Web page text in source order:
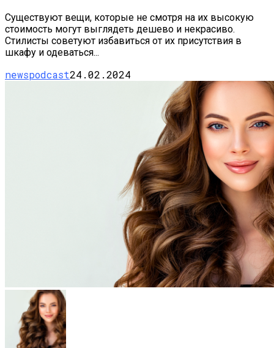
Существуют вещи, которые не смотря на их высокую
стоимость могут выглядеть дешево и некрасиво.
Стилисты советуют избавиться от их присутствия в
шкафу и одеваться...
newspodcast24.02.2024